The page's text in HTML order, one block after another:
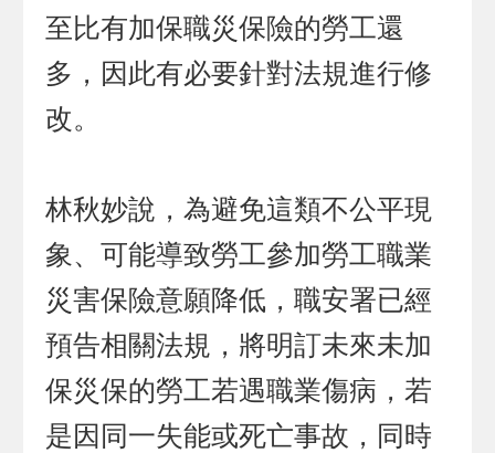
至比有加保職災保險的勞工還
多，因此有必要針對法規進行修
改。
林秋妙說，為避免這類不公平現
象、可能導致勞工參加勞工職業
災害保險意願降低，職安署已經
預告相關法規，將明訂未來未加
保災保的勞工若遇職業傷病，若
是因同一失能或死亡事故，同時